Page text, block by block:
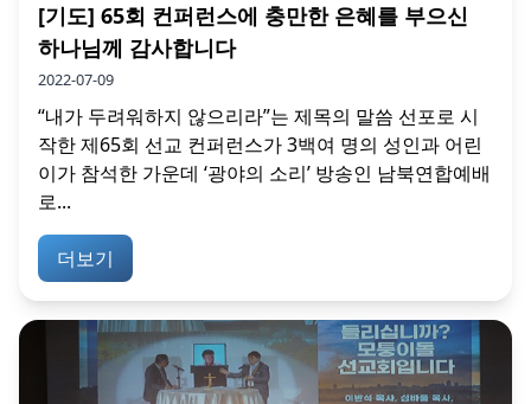
[기도] 65회 컨퍼런스에 충만한 은혜를 부으신
하나님께 감사합니다
2022-07-09
“내가 두려워하지 않으리라”는 제목의 말씀 선포로 시
작한 제65회 선교 컨퍼런스가 3백여 명의 성인과 어린
이가 참석한 가운데 ‘광야의 소리’ 방송인 남북연합예배
로...
더보기